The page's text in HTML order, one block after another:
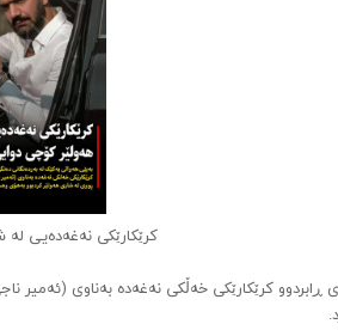
کرێکارێکی نەغەدەیی